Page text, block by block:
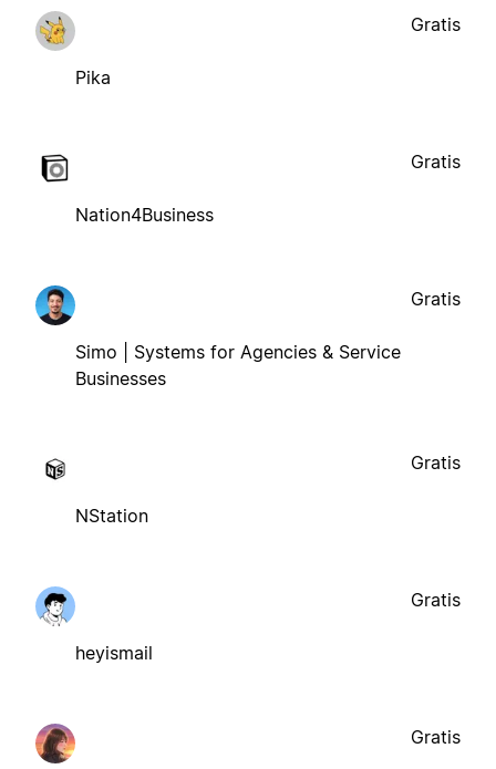
Pika
Gratis
Nation4Business
Gratis
Simo | Systems for Agencies & Service
Businesses
Gratis
NStation
Gratis
heyismail
Gratis
Gratis